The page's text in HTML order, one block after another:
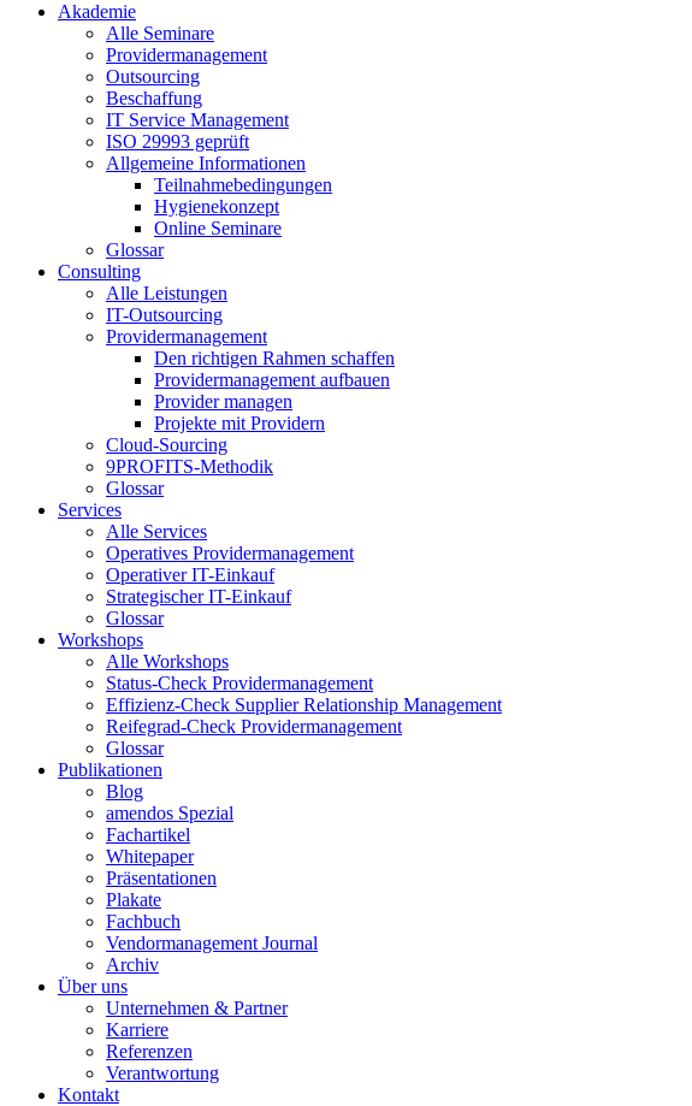
Akademie
Alle Seminare
Providermanagement
Outsourcing
Beschaffung
IT Service Management
ISO 29993 geprüft
Allgemeine Informationen
Teilnahmebedingungen
Hygienekonzept
Online Seminare
Glossar
Consulting
Alle Leistungen
IT-Outsourcing
Providermanagement
Den richtigen Rahmen schaffen
Providermanagement aufbauen
Provider managen
Projekte mit Providern
Cloud-Sourcing
9PROFITS-Methodik
Glossar
Services
Alle Services
Operatives Providermanagement
Operativer IT-Einkauf
Strategischer IT-Einkauf
Glossar
Workshops
Alle Workshops
Status-Check Providermanagement
Effizienz-Check Supplier Relationship Management
Reifegrad-Check Providermanagement
Glossar
Publikationen
Blog
amendos Spezial
Fachartikel
Whitepaper
Präsentationen
Plakate
Fachbuch
Vendormanagement Journal
Archiv
Über uns
Unternehmen & Partner
Karriere
Referenzen
Verantwortung
Kontakt